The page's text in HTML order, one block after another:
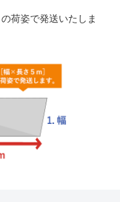
荷姿で発送いたしま